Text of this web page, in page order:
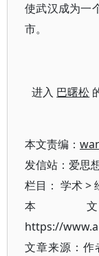
使武汉成为一
市。
进入 巴曙松
本文责编：
发信站：爱思
栏目： 学术>
本
https://
文章来源：作